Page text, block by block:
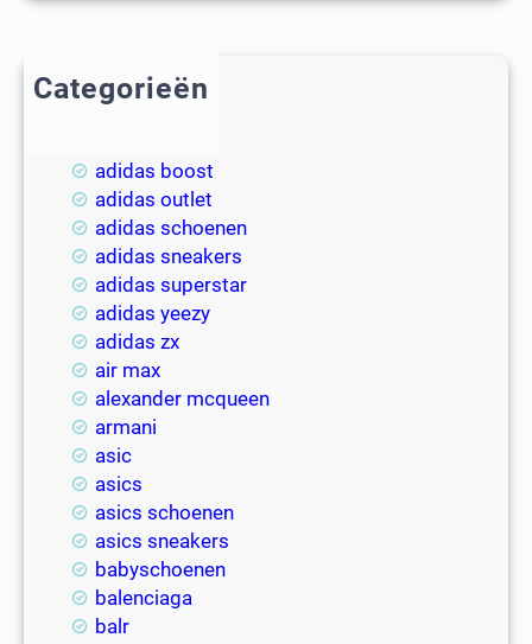
Categorieën
adidas boost
adidas outlet
adidas schoenen
adidas sneakers
adidas superstar
adidas yeezy
adidas zx
air max
alexander mcqueen
armani
asic
asics
asics schoenen
asics sneakers
babyschoenen
balenciaga
balr